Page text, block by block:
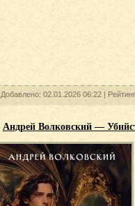
Добавлено: 02.01.2026 06:22 |
Андрей Волковский —